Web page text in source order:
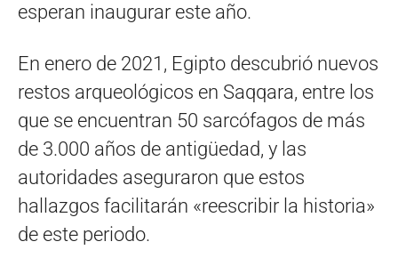
esperan inaugurar este año.
En enero de 2021, Egipto descubrió nuevos
restos arqueológicos en Saqqara, entre los
que se encuentran 50 sarcófagos de más
de 3.000 años de antigüedad, y las
autoridades aseguraron que estos
hallazgos facilitarán «reescribir la historia»
de este periodo.